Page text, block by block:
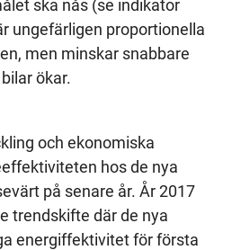
ska nås (se indikator
ungefärligen proportionella
men minskar snabbare
ökar.
och ekonomiska
hos de nya
på senare år. År 2017
trendskifte där de nya
energiffektivitet för första